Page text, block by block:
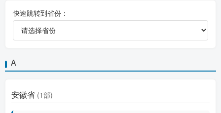
快速跳转到省份：
A
安徽省 (1部)